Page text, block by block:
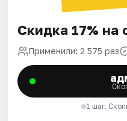
Скидка 17% на
Применили: 2 575 раз
1 шаг.